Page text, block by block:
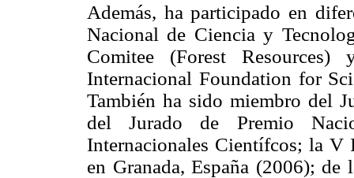
Además, ha participado en
Nacional de Ciencia y
Comitee (Forest
Internacional Foundation for
También ha sido miembro del
del Jurado de Premio
Internacionales Científcos; la V
en Granada, España (2006);